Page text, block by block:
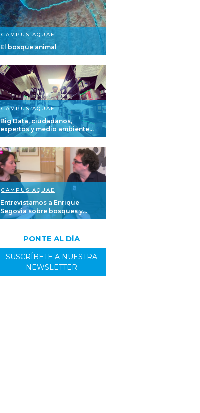
CAMPUS AQUAE
El bosque animal
CAMPUS AQUAE
Big Data, ciudadanos,
expertos y medio ambiente...
CAMPUS AQUAE
Entrevistamos a Enrique
Segovia sobre bosques y...
PONTE AL DÍA
SUSCRÍBETE A NUESTRA
NEWSLETTER